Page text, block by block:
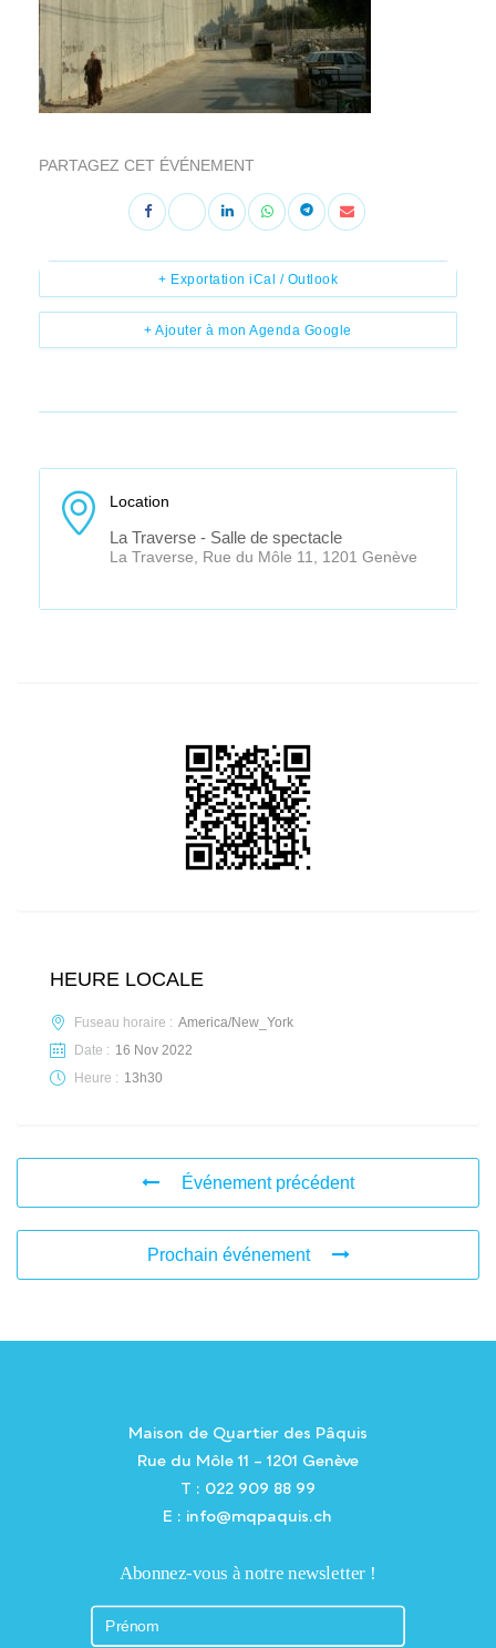
PARTAGEZ CET ÉVÉNEMENT
+ Ajouter à mon Agenda Google
+ Exportation iCal / Outlook
Location
La Traverse - Salle de spectacle
La Traverse, Rue du Môle 11, 1201 Genève
HEURE LOCALE
Fuseau horaire : America/New_York
Date : 16 Nov 2022
Heure : 13h30
Événement précédent
Prochain événement
Maison de Quartier des Pâquis
Rue du Môle 11 – 1201 Genève
T : 022 909 88 99
E : info@mqpaquis.ch
Abonnez-vous à notre newsletter !